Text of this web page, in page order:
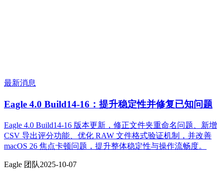
最新消息
Eagle 4.0 Build14-16：提升稳定性并修复已知问题
Eagle 4.0 Build14-16 版本更新，修正文件夹重命名问题、新增
CSV 导出评分功能、优化 RAW 文件格式验证机制，并改善
macOS 26 焦点卡顿问题，提升整体稳定性与操作流畅度。
Eagle 团队2025-10-07